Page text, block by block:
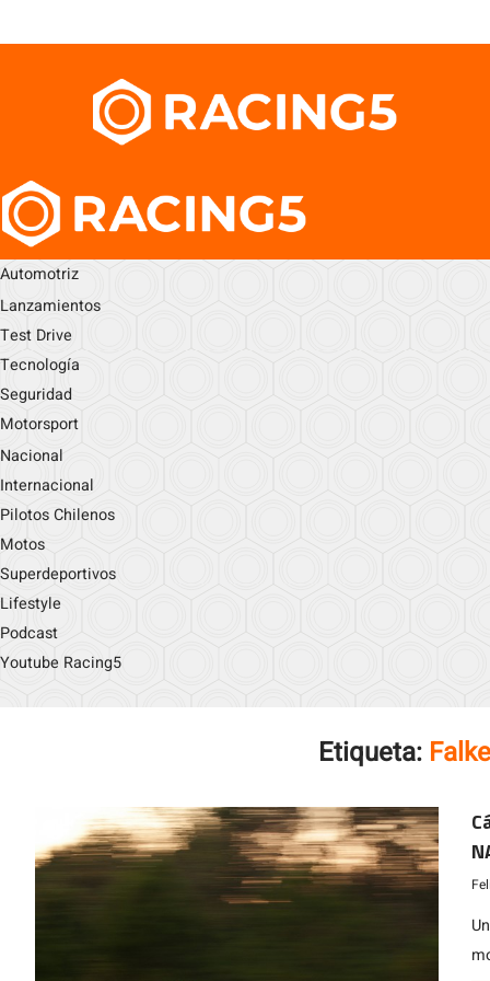
Automotriz
Lanzamientos
Test Drive
Tecnología
Seguridad
Motorsport
Nacional
Internacional
Pilotos Chilenos
Motos
Superdeportivos
Lifestyle
Podcast
Youtube Racing5
Etiqueta: